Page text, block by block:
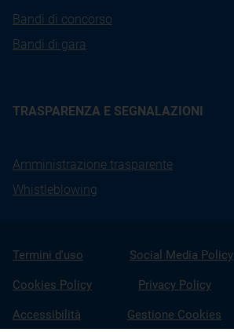
Bandi di concorso
Bandi di gara
TRASPARENZA E SEGNALAZIONI
Amministrazione trasparente
Whistleblowing
Termini d'uso Social Media Policy
Cookies Policy Privacy Policy
Accessibilità Gestione Cookies